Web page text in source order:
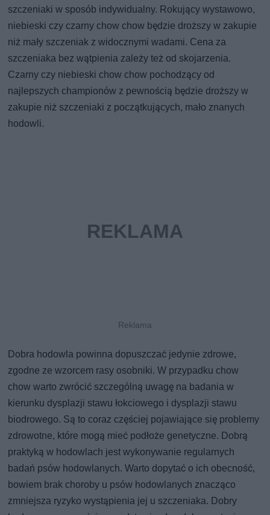
szczeniaki w sposób indywidualny. Rokujący wystawowo,
niebieski czy czarny chow chow będzie droższy w zakupie
niż mały szczeniak z widocznymi wadami. Cena za
szczeniaka bez wątpienia zależy też od skojarzenia.
Czarny czy niebieski chow chow pochodzący od
najlepszych championów z pewnością będzie droższy w
zakupie niż szczeniaki z początkujących, mało znanych
hodowli.
Dobra hodowla powinna dopuszczać jedynie zdrowe,
zgodne ze wzorcem rasy osobniki. W przypadku chow
chow warto zwrócić szczególną uwagę na badania w
kierunku dysplazji stawu łokciowego i dysplazji stawu
biodrowego. Są to coraz częściej pojawiające się problemy
zdrowotne, które mogą mieć podłoże genetyczne. Dobrą
praktyką w hodowlach jest wykonywanie regularnych
badań psów hodowlanych. Warto dopytać o ich obecność,
bowiem brak choroby u psów hodowlanych znacząco
zmniejsza ryzyko wystąpienia jej u szczeniaka. Dobry